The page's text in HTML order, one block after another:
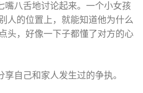
嘴八舌地讨论起来。一个小女孩
人的位置上，就能知道他为什么
头，好像一下子都懂了对方的心
自己和家人发生过的争执。